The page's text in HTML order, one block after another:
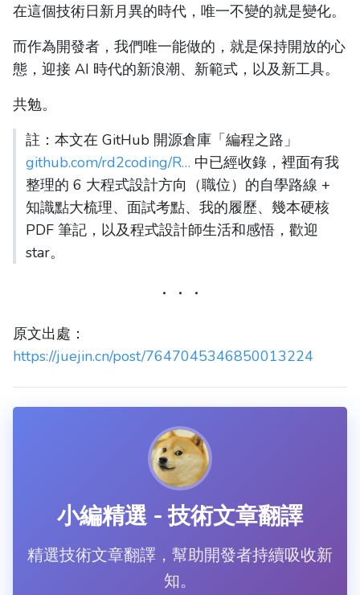
在這個技術日新月異的時代，唯一不變的就是變化。
而作為開發者，我們唯一能做的，就是保持開放的心
態，迎接 AI 時代的新浪潮、新範式，以及新工具。
共勉。
註：本文在 GitHub 開源倉庫「編程之路」
github.com/rd2coding/R… 中已經收錄，裡面有我
整理的 6 大程式設計方向（職位）的自學路線 +
知識點大梳理、面試考點、我的履歷、幾本硬核
PDF 筆記，以及程式設計師生活和感悟，歡迎
star。
原文出處：
https://juejin.cn/post/7647045346850013224
小編精選 - 技術文章翻譯
精選技術文章翻譯，幫助開發者持續吸收新
知。